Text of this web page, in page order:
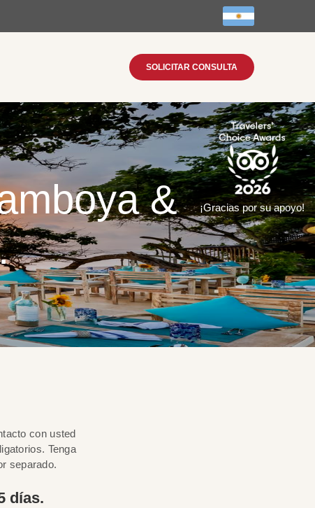
SOLICITAR CONSULTA
&
¡Gracias por su apoyo!
con usted
Tenga
separado.
días.